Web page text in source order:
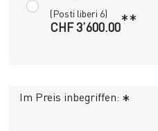
(Posti liberi 6)
CHF 3’600.00**
Im Preis inbegriffen: *